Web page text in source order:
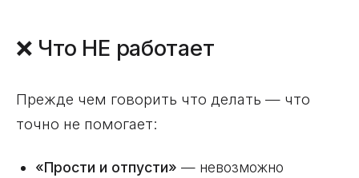
❌ Что НЕ работает
Прежде чем говорить что делать — что
точно не помогает:
«Прости и отпусти» — невозможно